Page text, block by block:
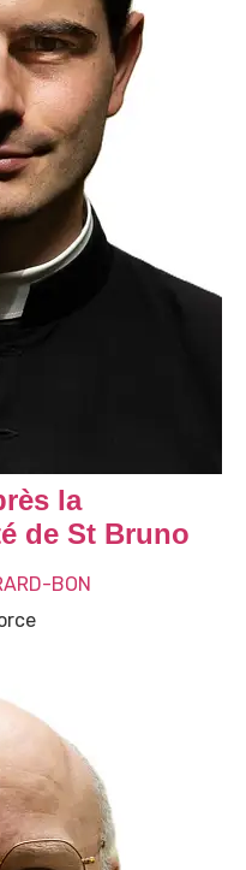
la
de St Bruno
BON